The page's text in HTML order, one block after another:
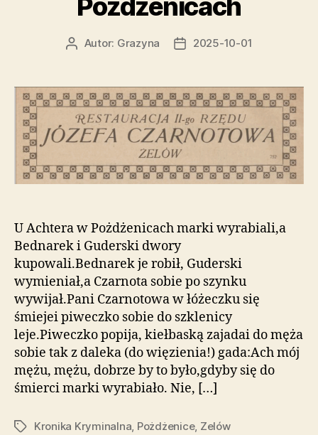
Pożdżenicach
AutorAutor: Grazyna
Data2025-10-01
U Achtera w Pożdżenicach marki wyrabiali,a
Bednarek i Guderski dwory
kupowali.Bednarek je robił, Guderski
wymieniał,a Czarnota sobie po szynku
wywijał.Pani Czarnotowa w łóżeczku się
śmiejei piweczko sobie do szklenicy
leje.Piweczko popija, kiełbaską zajadai do męża
sobie tak z daleka (do więzienia!) gada:Ach mój
mężu, mężu, dobrze by to było,gdyby się do
śmierci marki wyrabiało. Nie, […]
TagiKronika Kryminalna, Pożdżenice, Zelów